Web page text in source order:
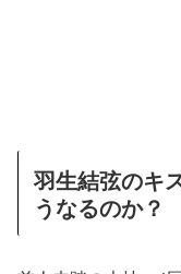
羽生結弦のキ
うなるのか？